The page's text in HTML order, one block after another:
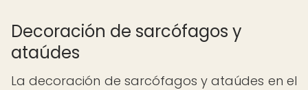
Decoración de sarcófagos y
ataúdes
La decoración de sarcófagos y ataúdes en el